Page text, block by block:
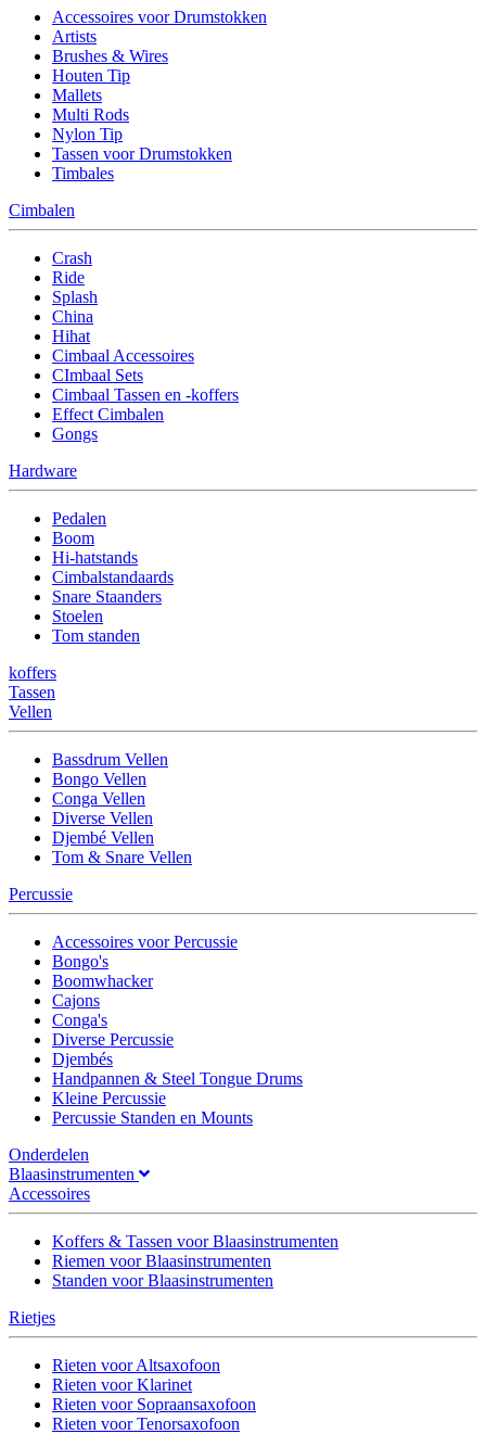
Accessoires voor Drumstokken
Artists
Brushes & Wires
Houten Tip
Mallets
Multi Rods
Nylon Tip
Tassen voor Drumstokken
Timbales
Cimbalen
Crash
Ride
Splash
China
Hihat
Cimbaal Accessoires
CImbaal Sets
Cimbaal Tassen en -koffers
Effect Cimbalen
Gongs
Hardware
Pedalen
Boom
Hi-hatstands
Cimbalstandaards
Snare Staanders
Stoelen
Tom standen
koffers
Tassen
Vellen
Bassdrum Vellen
Bongo Vellen
Conga Vellen
Diverse Vellen
Djembé Vellen
Tom & Snare Vellen
Percussie
Accessoires voor Percussie
Bongo's
Boomwhacker
Cajons
Conga's
Diverse Percussie
Djembés
Handpannen & Steel Tongue Drums
Kleine Percussie
Percussie Standen en Mounts
Onderdelen
Blaasinstrumenten
Accessoires
Koffers & Tassen voor Blaasinstrumenten
Riemen voor Blaasinstrumenten
Standen voor Blaasinstrumenten
Rietjes
Rieten voor Altsaxofoon
Rieten voor Klarinet
Rieten voor Sopraansaxofoon
Rieten voor Tenorsaxofoon